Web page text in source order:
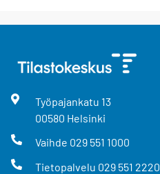
Työpajankatu 13
00580 Helsinki
Vaihde 029 551 1000
Tietopalvelu 029 551 2220